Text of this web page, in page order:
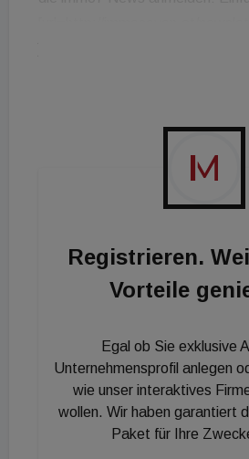
unserem Web-TV-Format
Registrieren.
Vorteile
Egal ob Sie exklusive
Unternehmensprofil anlegen
wie unser interaktives
wollen. Wir haben garantiert
Paket für Ihre